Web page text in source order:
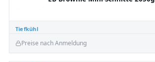
Tiefkühl
Preise nach Anmeldung